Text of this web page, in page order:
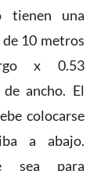
tienen una
10 metros
x 0.53
ancho. El
colocarse
a abajo.
sea para